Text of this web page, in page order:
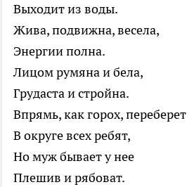
Выходит из воды.
Жива, подвижна, весела,
Энергии полна.
Лицом румяна и бела,
Грудаста и стройна.
Впрямь, как горох, переберет
В округе всех ребят,
Но муж бывает у нее
Плешив и рябоват.